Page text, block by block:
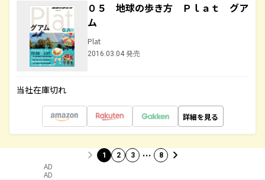
０５ 地球の歩き方 Ｐｌａｔ グア
ム
Plat
2016.03.04 発売
当社在庫切れ
詳細を見る
1 2 3 … 8
AD
AD